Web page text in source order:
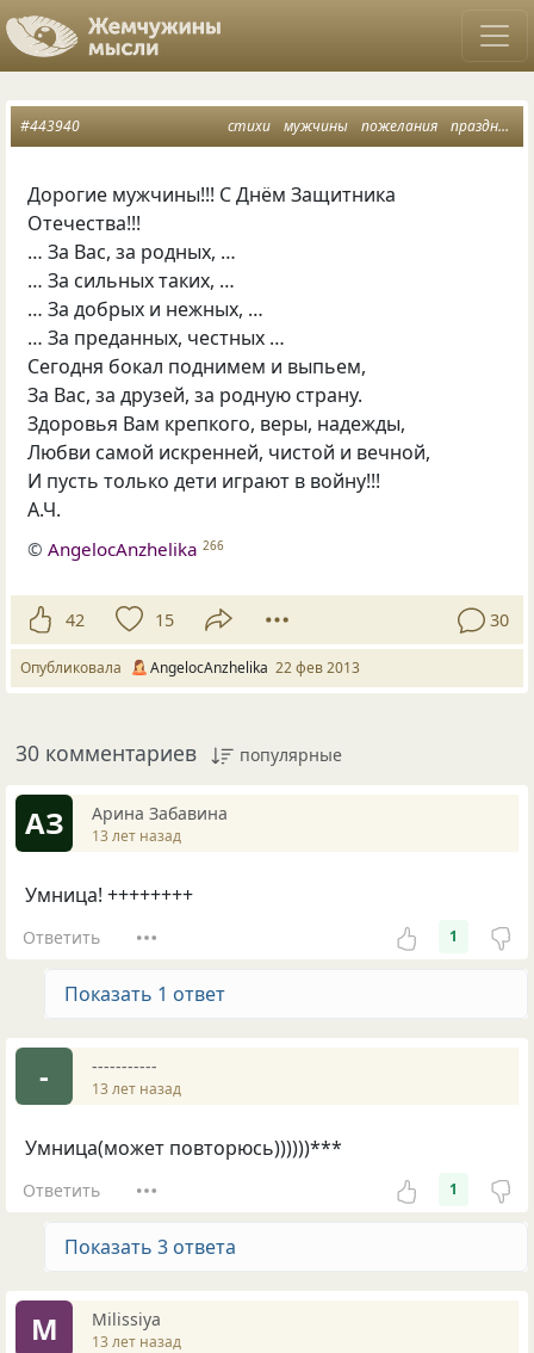
стихи мужчины пожелания праздник
#443940
Дорогие мужчины!!! С Днём Защитника
Отечества!!!
… За Вас, за родных, …
… За сильных таких, …
… За добрых и нежных, …
… За преданных, честных …
Сегодня бокал поднимем и выпьем,
За Вас, за друзей, за родную страну.
Здоровья Вам крепкого, веры, надежды,
Любви самой искренней, чистой и вечной,
И пусть только дети играют в войну!!!
А.Ч.
©AngelocAnzhelika 266
42 15 30
Опубликовала AngelocAnzhelika 22 фев 2013
30 комментариев популярные
АЗ Арина Забавина
13 лет назад
Умница! ++++++++
Ответить 1
Показать 1 ответ
- -----------
13 лет назад
Умница(может повторюсь))))))***
Ответить 1
Показать 3 ответа
M Milissiya
13 лет назад